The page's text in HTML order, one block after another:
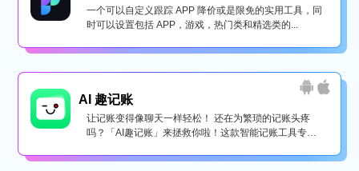
一个可以自定义跟踪 APP 降价或是限免的实用工具，同
时可以设置包括 APP，游戏，热门类和精选类的...
AI 趣记账
让记账变得像聊天一样轻松！ 还在为繁琐的记账头疼
吗？「AI趣记账」来拯救你啦！这款智能记账工具专为